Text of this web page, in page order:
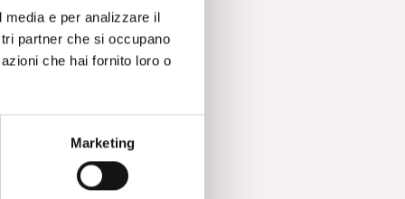
e per analizzare il
partner che si occupano
che hai fornito loro o
Marketing